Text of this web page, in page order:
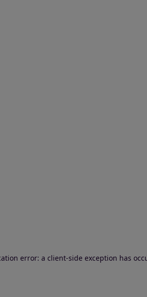
error: a client-side exception has